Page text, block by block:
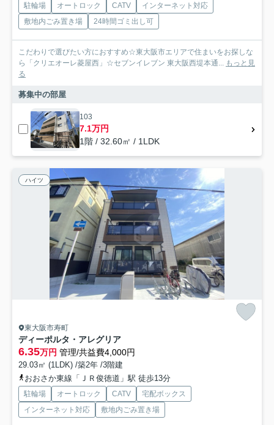
駐輪場 オートロック CATV
インターネット対応
敷地内ごみ置き場
24時間ゴミ出し可
こだわりで選びたい方におすすめ☆東大阪市エリアで住まいをお探しな
ら「クリエオーレ菱屋西」☆セブンイレブン 東大阪西堤本通...
もっと見
る
募集中の部屋
103
7.1万円
1階 / 32.60㎡ / 1LDK
ハイツ
東大阪市寿町
ディーポルタ・アレグリア
6.35万円 管理/共益費4,000円
29.03㎡ (1LDK) /築2年 /3階建
おおさか東線「ＪＲ俊徳道」駅 徒歩13分
駐輪場 オートロック CATV
宅配ボックス
インターネット対応
敷地内ごみ置き場